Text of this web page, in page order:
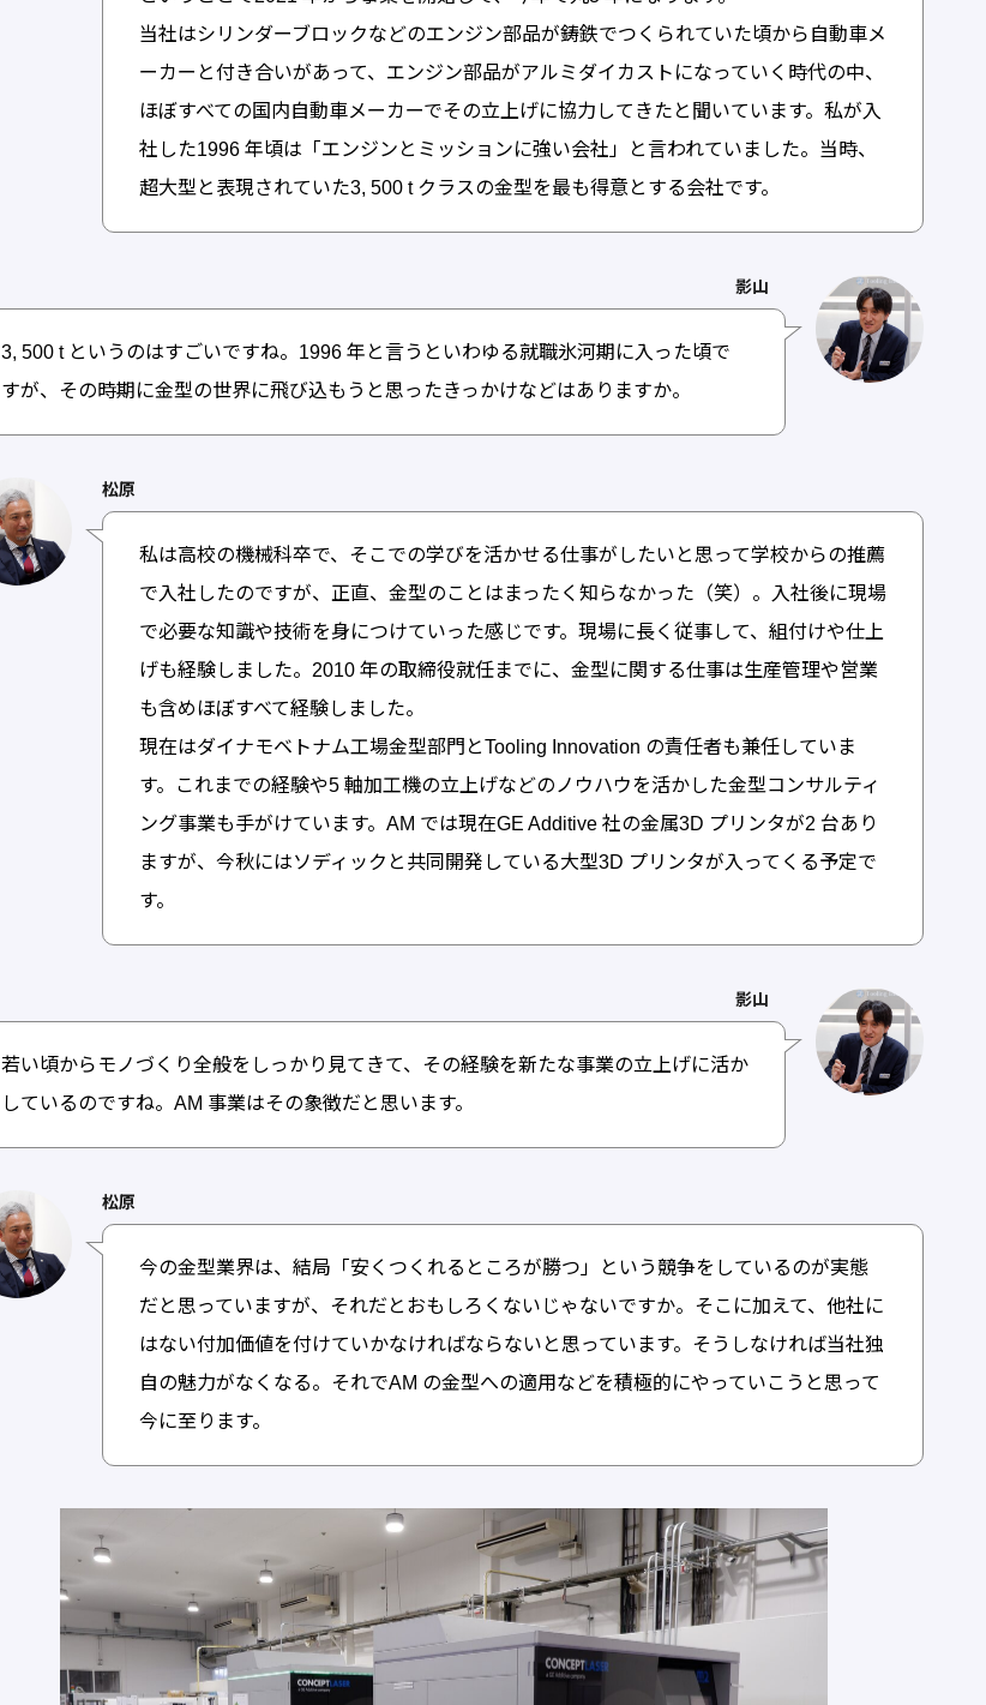
当社はシリンダーブロックなどのエンジン部品が鋳鉄でつくられていた頃から自動車メ
ーカーと付き合いがあって、エンジン部品がアルミダイカストになっていく時代の中、
ほぼすべての国内自動車メーカーでその立上げに協力してきたと聞いています。私が入
社した1996 年頃は「エンジンとミッションに強い会社」と言われていました。当時、
超大型と表現されていた3, 500 t クラスの金型を最も得意とする会社です。
影山
3, 500 t というのはすごいですね。1996 年と言うといわゆる就職氷河期に入った頃で
すが、その時期に金型の世界に飛び込もうと思ったきっかけなどはありますか。
松原
私は高校の機械科卒で、そこでの学びを活かせる仕事がしたいと思って学校からの推薦
で入社したのですが、正直、金型のことはまったく知らなかった（笑）。入社後に現場
で必要な知識や技術を身につけていった感じです。現場に長く従事して、組付けや仕上
げも経験しました。2010 年の取締役就任までに、金型に関する仕事は生産管理や営業
も含めほぼすべて経験しました。
現在はダイナモベトナム工場金型部門とTooling Innovation の責任者も兼任していま
す。これまでの経験や5 軸加工機の立上げなどのノウハウを活かした金型コンサルティ
ング事業も手がけています。AM では現在GE Additive 社の金属3D プリンタが2 台あり
ますが、今秋にはソディックと共同開発している大型3D プリンタが入ってくる予定で
す。
影山
若い頃からモノづくり全般をしっかり見てきて、その経験を新たな事業の立上げに活か
しているのですね。AM 事業はその象徴だと思います。
松原
今の金型業界は、結局「安くつくれるところが勝つ」という競争をしているのが実態
だと思っていますが、それだとおもしろくないじゃないですか。そこに加えて、他社に
はない付加価値を付けていかなければならないと思っています。そうしなければ当社独
自の魅力がなくなる。それでAM の金型への適用などを積極的にやっていこうと思って
今に至ります。